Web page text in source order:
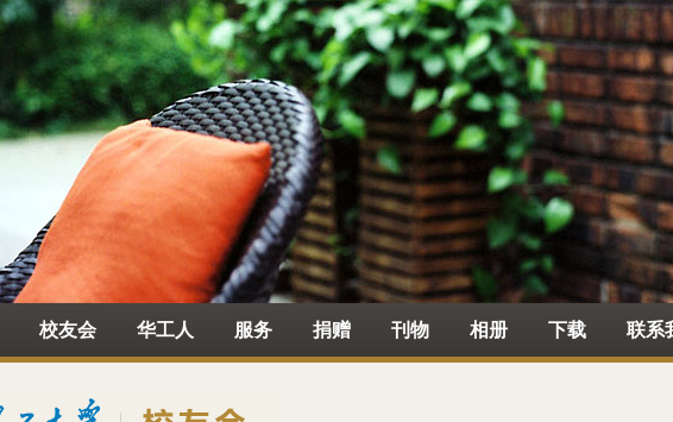
校友会 华工人 服务 捐赠 刊物 相册 下载 联系